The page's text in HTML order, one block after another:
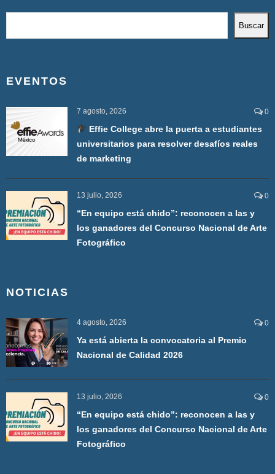
Buscar
EVENTOS
7 agosto, 2026 0
Effie College abre la puerta a estudiantes
universitarios para resolver desafíos reales
de marketing
13 julio, 2026 0
“En equipo está chido”: reconocen a las y
los ganadores del Concurso Nacional de Arte
Fotográfico
NOTICIAS
4 agosto, 2026 0
Ya está abierta la convocatoria al Premio
Nacional de Calidad 2026
13 julio, 2026 0
“En equipo está chido”: reconocen a las y
los ganadores del Concurso Nacional de Arte
Fotográfico